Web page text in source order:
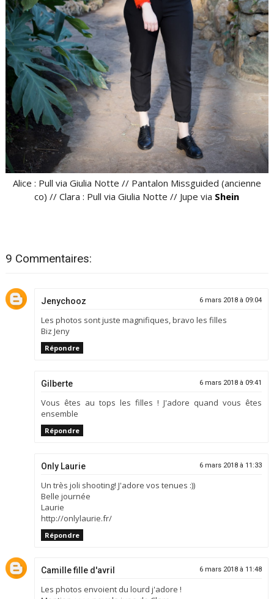
Alice : Pull via Giulia Notte // Pantalon Missguided (ancienne
co) // Clara : Pull via Giulia Notte // Jupe via Shein
9 Commentaires:
Jenychooz 6 mars 2018 à 09:04
Les photos sont juste magnifiques, bravo les filles
Biz Jeny
Répondre
Gilberte 6 mars 2018 à 09:41
Vous êtes au tops les filles ! J'adore quand vous êtes
ensemble
Répondre
Only Laurie 6 mars 2018 à 11:33
Un très joli shooting! J'adore vos tenues :))
Belle journée
Laurie
http://onlylaurie.fr/
Répondre
Camille fille d'avril 6 mars 2018 à 11:48
Les photos envoient du lourd j'adore !